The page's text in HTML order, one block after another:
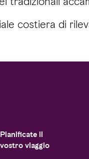
costiera di
Pianificate il
vostro viaggio